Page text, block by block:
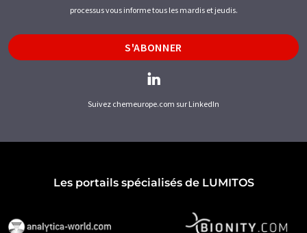
processus vous informe tous les mardis et jeudis.
S'ABONNER
Suivez chemeurope.com sur LinkedIn
Les portails spécialisés de LUMITOS